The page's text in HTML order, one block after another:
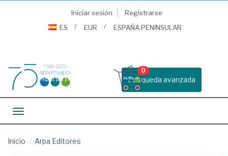
Iniciar sesión
Registrarse
ES
EUR ESPAÑA PENINSULAR
Busqueda avanzada
0
Toggle navigation
Inicio Arpa Editores